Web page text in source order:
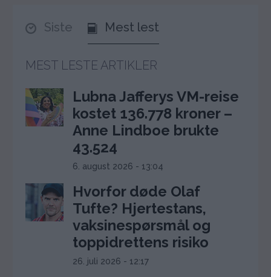
Siste Mest lest
MEST LESTE ARTIKLER
Lubna Jafferys VM-reise
kostet 136.778 kroner –
Anne Lindboe brukte
43.524
6. august 2026 - 13:04
Hvorfor døde Olaf
Tufte? Hjertestans,
vaksinespørsmål og
toppidrettens risiko
26. juli 2026 - 12:17